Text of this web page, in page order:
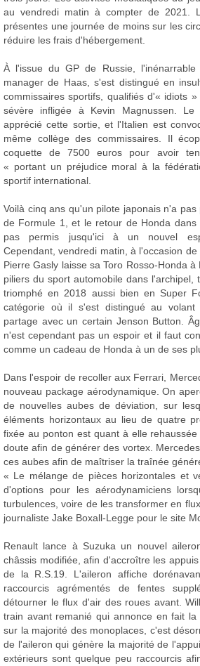
au vendredi matin à compter de 2021.
présentes une journée de moins sur les
réduire les frais d'hébergement.
À l'issue du GP de Russie, l'inénarrable
manager de Haas, s'est distingué en
commissaires sportifs, qualifiés d'« idiots
sévère infligée à Kevin Magnussen.
apprécié cette sortie, et l'Italien est
même collège des commissaires. Il
coquette de 7500 euros pour avoir
« portant un préjudice moral à la
sportif international.
Voilà cinq ans qu'un pilote japonais n'a
de Formule 1, et le retour de Honda
pas permis jusqu'ici à un nouvel
Cependant, vendredi matin, à l'occasion
Pierre Gasly laisse sa Toro Rosso-Honda
piliers du sport automobile dans l'archipel,
triomphé en 2018 aussi bien en Super
catégorie où il s'est distingué au
partage avec un certain Jenson Button.
n'est cependant pas un espoir et il faut
comme un cadeau de Honda à un de ses
Dans l'espoir de recoller aux Ferrari,
nouveau package aérodynamique. On
de nouvelles aubes de déviation, sur
éléments horizontaux au lieu de quatre
fixée au ponton est quant à elle
doute afin de générer des vortex.
ces aubes afin de maîtriser la traînée
« Le mélange de pièces horizontales et
d'options pour les aérodynamiciens
turbulences, voire de les transformer en
journaliste Jake Boxall-Legge pour le site
Renault lance à Suzuka un nouvel
châssis modifiée, afin d'accroître les
de la R.S.19. L'aileron affiche
raccourcis agrémentés de fentes
détourner le flux d'air des roues avant.
train avant remanié qui annonce en fait
sur la majorité des monoplaces, c'est
de l'aileron qui génère la majorité de
extérieurs sont quelque peu raccourcis